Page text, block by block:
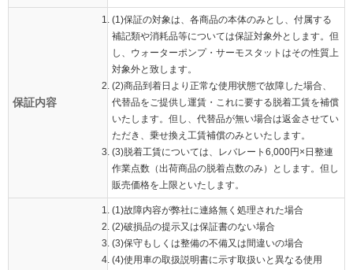
保証内容
(1)保証の対象は、各商品の本体のみとし、付属する
補記類や消耗品等については保証対象外とします。但
し、ウォーターポンプ・サーモスタットはその性質上
対象外と致します。
(2)商品到着日より正常な使用状態で故障した場合、
代替品をご提供し運賃・これに要する脱着工賃を補償
いたします。但し、代替品が無い場合は返金させてい
ただき、乗せ換え工賃補償のみといたします。
(3)脱着工賃については、レバレート6,000円×日整連
作業点数（出荷商品の脱着点数のみ）とします。但し
販売価格を上限といたします。
(1)故障内容が弊社に連絡無く処理された場合
(2)破損品の提示又は保証書のない場合
(3)保守もしくは整備の不備又は間違いの場合
(4)使用車の取扱説明書に示す取扱いと異なる使用